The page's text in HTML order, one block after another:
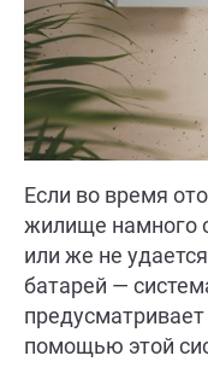
Если во время
жилище намного
или же не
батарей —
предусматривает
помощью этой